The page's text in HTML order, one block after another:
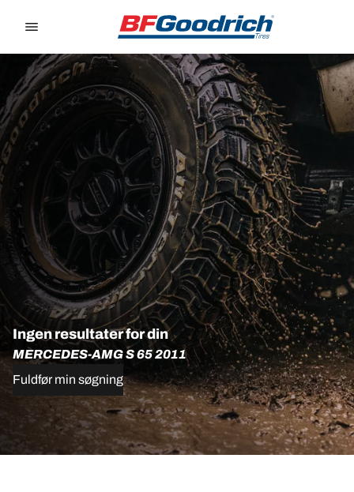
Ingen resultater for din
MERCEDES-AMG S 65 2011
Fuldfør min søgning